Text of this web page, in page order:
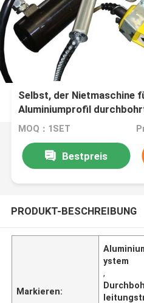
Selbst, der Nietmaschine
Aluminiumprofil
MOQ：1SET
Bestpreis
PRODUKT-BESCHREIBUNG
Markieren:
ystem
,